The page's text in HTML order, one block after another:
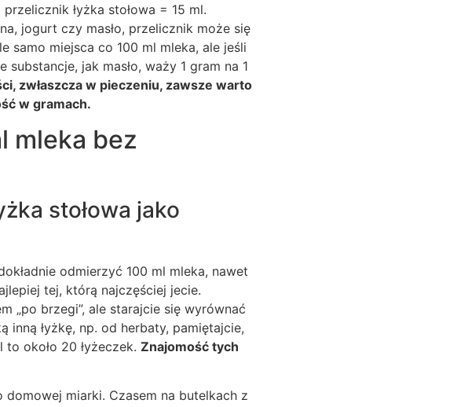
łyżka stołowa = 15 ml.
jogurt czy masło, przelicznik może się
samo miejsca co 100 ml mleka, ale jeśli
jak masło, waży 1 gram na 1
zwłaszcza w pieczeniu, zawsze warto
w gramach.
mleka bez
stołowa jako
odmierzyć 100 ml mleka, nawet
tej, którą najczęściej jecie.
„po brzegi”, ale starajcie się wyrównać
łyżkę, np. od herbaty, pamiętajcie,
około 20 łyżeczek. Znajomość tych
miarki. Czasem na butelkach z